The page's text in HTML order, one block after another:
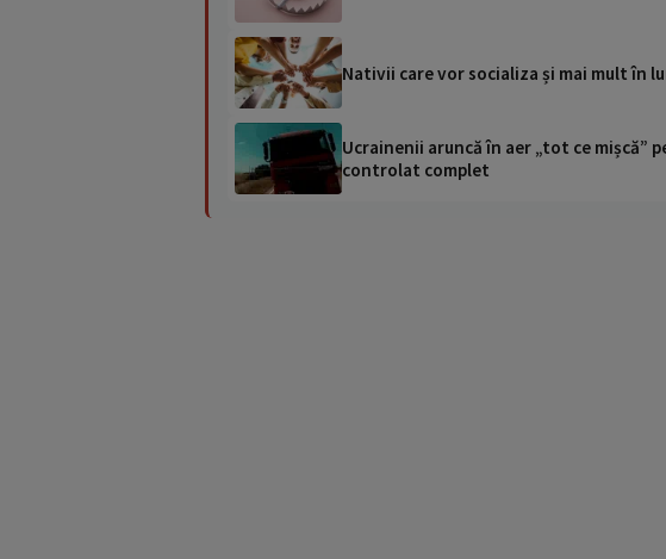
Nativii care vor socializa și mai mult în
Ucrainenii aruncă în aer „tot ce mișcă”
controlat complet